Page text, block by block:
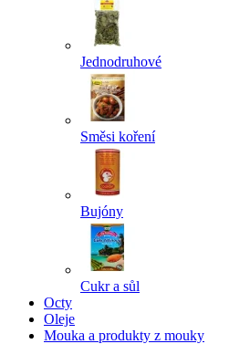
Jednodruhové
Směsi koření
Bujóny
Cukr a sůl
Octy
Oleje
Mouka a produkty z mouky